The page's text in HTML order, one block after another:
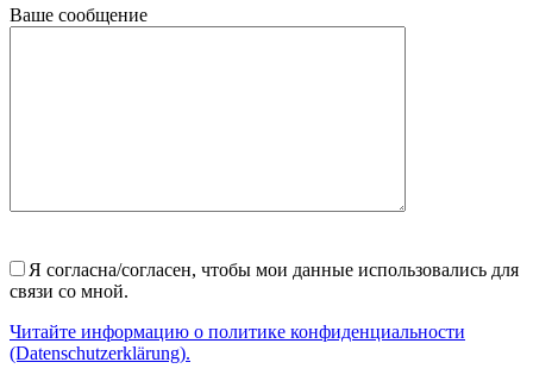
Ваше сообщение
Я согласна/согласен, чтобы мои данные использовались для
связи со мной.
Читайте информацию о политике конфиденциальности
(Datenschutzerklärung).